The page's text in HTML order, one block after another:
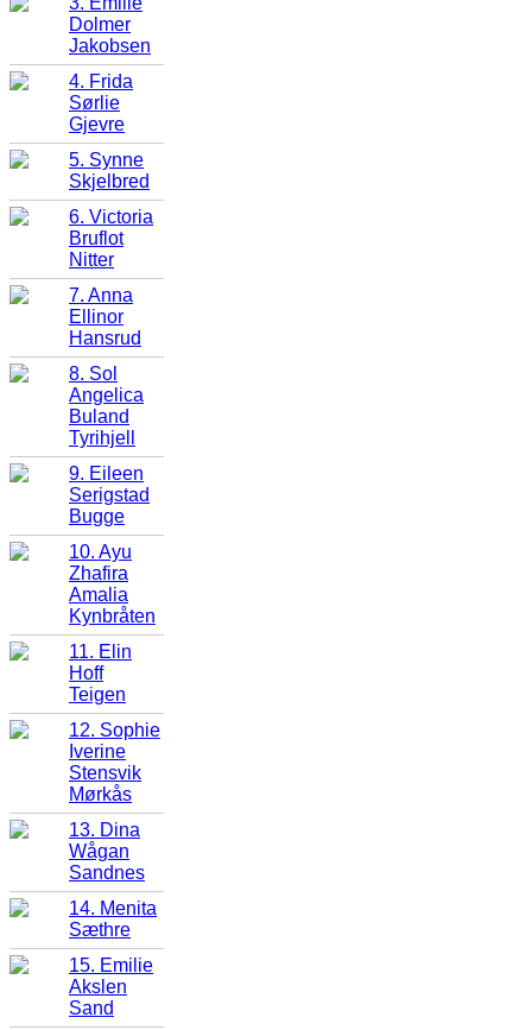
Dolmer
Jakobsen
4. Frida
Sørlie
Gjevre
5. Synne
Skjelbred
6. Victoria
Bruflot
Nitter
7. Anna
Ellinor
Hansrud
8. Sol
Angelica
Buland
Tyrihjell
9. Eileen
Serigstad
Bugge
10. Ayu
Zhafira
Amalia
Kynbråten
11. Elin
Hoff
Teigen
12. Sophie
Iverine
Stensvik
Mørkås
13. Dina
Wågan
Sandnes
14. Menita
Sæthre
15. Emilie
Akslen
Sand